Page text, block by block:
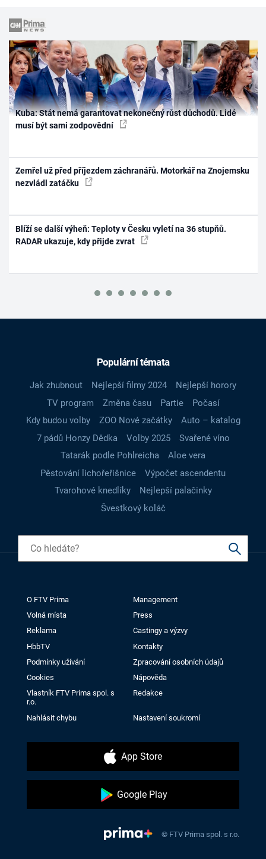
Kuba: Stát nemá garantovat nekonečný růst důchodů. Lidé
musí být sami zodpovědní
Zemřel už před příjezdem záchranářů. Motorkář na Znojemsku
nezvládl zatáčku
Blíží se další výheň: Teploty v Česku vyletí na 36 stupňů.
RADAR ukazuje, kdy přijde zvrat
Populární témata
Jak zhubnout Nejlepší filmy 2024
Nejlepší horory
TV program
Změna času Partie
Počasí
Kdy budou volby
ZOO Nové začátky
Auto – katalog
7 pádů Honzy Dědka
Volby 2025
Svařené víno
Tatarák podle Pohlreicha
Aloe vera
Pěstování lichořeřišnice
Výpočet ascendentu
Tvarohové knedlíky
Nejlepší palačinky
Švestkový koláč
O FTV Prima
Management
Volná místa
Press
Reklama
Castingy a výzvy
HbbTV
Kontakty
Podmínky užívání
Zpracování osobních údajů
Cookies
Nápověda
Vlastník FTV Prima spol. s
r.o.
Redakce
Nahlásit chybu Nastavení soukromí
App Store
Google Play
© FTV Prima spol. s r.o.